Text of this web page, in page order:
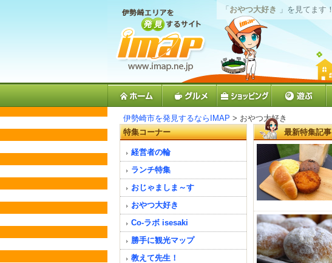
「おやつ大好き 」を見てます！
伊勢崎市を発見するならIMAP > おやつ大好き
最新特集記事
特集コーナー
経営者の輪
ランチ特集
おじゃましま～す
おやつ大好き
Co-ラボ isesaki
勝手に観光マップ
教えて先生！